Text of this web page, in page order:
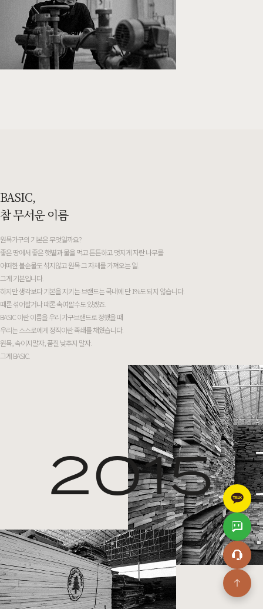
2015
BASIC,
참 무서운 이름
원목가구의 기본은 무엇일까요?
좋은 땅에서 좋은 햇볕과 물을 먹고 튼튼하고 멋지게 자란 나무를
어떠한 불순물도 섞지않고 원목 그 자체를 가져오는 일.
그게 기본입니다.
하지만 생각보다 기본을 지키는 브랜드는 국내에 단 1%도 되지 않습니다.
때론 섞어팔거나 때론 속여팔수도 있겠죠.
BASIC 이란 이름을 우리 가구브랜드로 정했을 때
우리는 스스로에게 정직이란 족쇄를 채웠습니다.
원목, 속이지말자, 품질 낮추지 말자.
그게 BASIC.